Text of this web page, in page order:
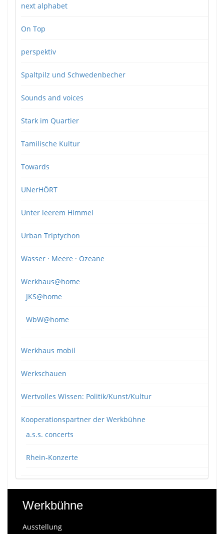
next alphabet
On Top
perspektiv
Spaltpilz und Schwedenbecher
Sounds and voices
Stark im Quartier
Tamilische Kultur
Towards
UNerHÖRT
Unter leerem Himmel
Urban Triptychon
Wasser · Meere · Ozeane
Werkhaus@home
JKS@home
WbW@home
Werkhaus mobil
Werkschauen
Wertvolles Wissen: Politik/Kunst/Kultur
Kooperationspartner der Werkbühne
a.s.s. concerts
Rhein-Konzerte
Werkbühne
Ausstellung